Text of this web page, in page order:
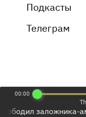
заложника-
00:00
Подкасты
Телеграм